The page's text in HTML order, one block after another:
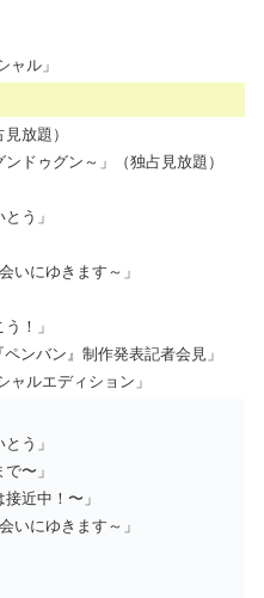
ャル」
放題）
ンドゥグン～」（独占見放題）
う」
いにゆきます～」
！」
ンバン』制作発表記者会見」
ャルエディション」
う」
〜」
近中！〜」
いにゆきます～」